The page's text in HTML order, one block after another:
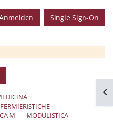
Anmelden Single Sign-On
M MODULISTICA